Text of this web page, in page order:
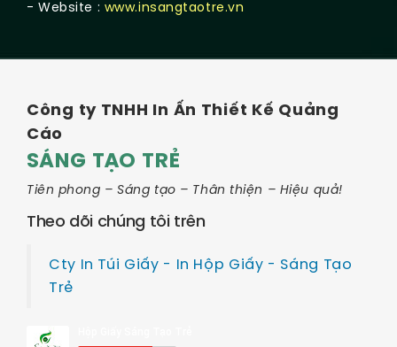
- Website : www.insangtaotre.vn
Công ty TNHH In Ấn Thiết Kế Quảng
Cáo
SÁNG TẠO TRẺ
Tiên phong – Sáng tạo – Thân thiện – Hiệu quả!
Theo dõi chúng tôi trên
Cty In Túi Giấy - In Hộp Giấy - Sáng Tạo
Trẻ